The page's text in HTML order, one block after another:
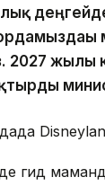
жылы
гид